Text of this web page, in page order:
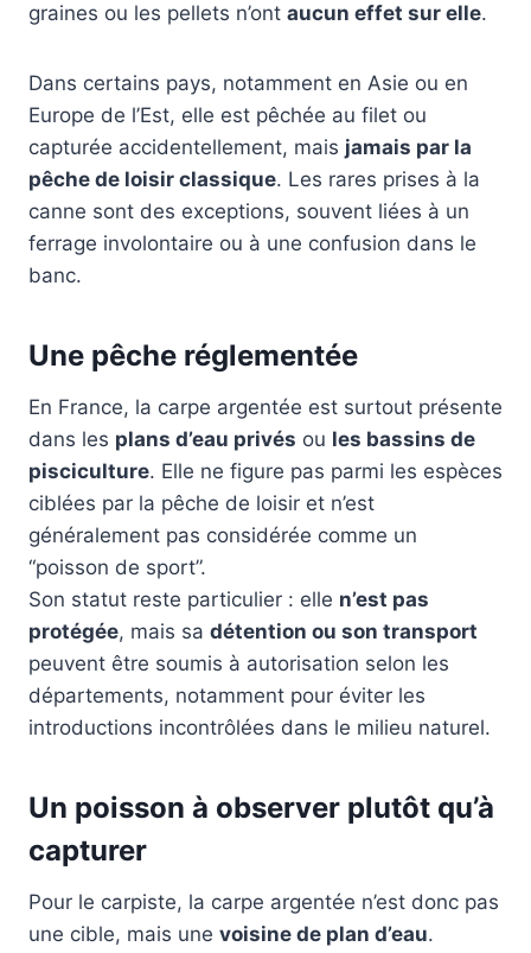
graines ou les pellets n’ont aucun effet sur elle.
Dans certains pays, notamment en Asie ou en
Europe de l’Est, elle est pêchée au filet ou
capturée accidentellement, mais jamais par la
pêche de loisir classique. Les rares prises à la
canne sont des exceptions, souvent liées à un
ferrage involontaire ou à une confusion dans le
banc.
Une pêche réglementée
En France, la carpe argentée est surtout présente
dans les plans d’eau privés ou les bassins de
pisciculture. Elle ne figure pas parmi les espèces
ciblées par la pêche de loisir et n’est
généralement pas considérée comme un
“poisson de sport”.
Son statut reste particulier : elle n’est pas
protégée, mais sa détention ou son transport
peuvent être soumis à autorisation selon les
départements, notamment pour éviter les
introductions incontrôlées dans le milieu naturel.
Un poisson à observer plutôt qu’à
capturer
Pour le carpiste, la carpe argentée n’est donc pas
une cible, mais une voisine de plan d’eau.